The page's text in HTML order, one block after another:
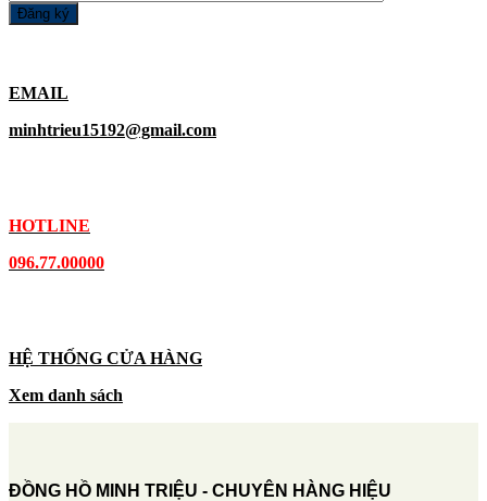
EMAIL
minhtrieu15192@gmail.com
HOTLINE
096.77.00000
HỆ THỐNG CỬA HÀNG
Xem danh sách
ĐỒNG HỒ MINH TRIỆU - CHUYÊN HÀNG HIỆU